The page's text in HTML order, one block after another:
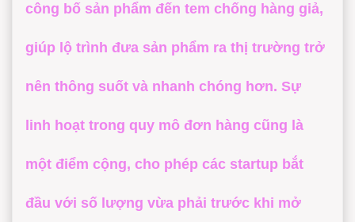
công bố sản phẩm đến tem chống hàng giả,
giúp lộ trình đưa sản phẩm ra thị trường trở
nên thông suốt và nhanh chóng hơn. Sự
linh hoạt trong quy mô đơn hàng cũng là
một điểm cộng, cho phép các startup bắt
đầu với số lượng vừa phải trước khi mở